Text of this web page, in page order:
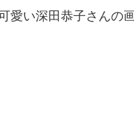
愛い深田恭子さんの